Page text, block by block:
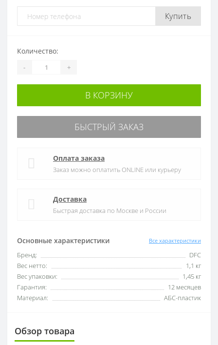
Купить
Основные характеристики Все характеристики
Бренд:
DFC
Вес нетто:
1,1 кг
Вес упаковки:
1,45 кг
Гарантия:
12 месяцев
Материал:
АБС-пластик
Количество:
- +
В КОРЗИНУ
БЫСТРЫЙ ЗАКАЗ
Оплата заказа
Заказ можно оплатить ONLINE или курьеру
Доставка
Быстрая доставка по Москве и России
Обзор товара